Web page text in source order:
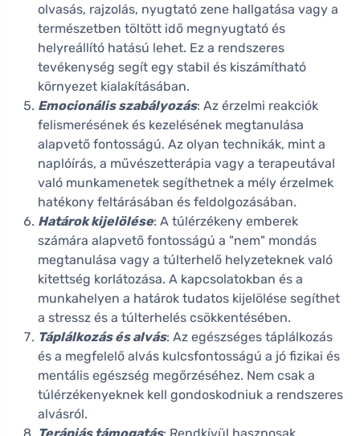
olvasás, rajzolás, nyugtató zene hallgatása vagy a
természetben töltött idő megnyugtató és
helyreállító hatású lehet. Ez a rendszeres
tevékenység segít egy stabil és kiszámítható
környezet kialakításában.
Emocionális szabályozás: Az érzelmi reakciók
felismerésének és kezelésének megtanulása
alapvető fontosságú. Az olyan technikák, mint a
naplóírás, a művészetterápia vagy a terapeutával
való munkamenetek segíthetnek a mély érzelmek
hatékony feltárásában és feldolgozásában.
Határok kijelölése: A túlérzékeny emberek
számára alapvető fontosságú a "nem" mondás
megtanulása vagy a túlterhelő helyzeteknek való
kitettség korlátozása. A kapcsolatokban és a
munkahelyen a határok tudatos kijelölése segíthet
a stressz és a túlterhelés csökkentésében.
Táplálkozás és alvás: Az egészséges táplálkozás
és a megfelelő alvás kulcsfontosságú a jó fizikai és
mentális egészség megőrzéséhez. Nem csak a
túlérzékenyeknek kell gondoskodniuk a rendszeres
alvásról.